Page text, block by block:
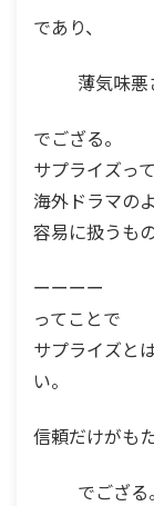
であり、
薄気味悪
でござる。
サプライズっ
海外ドラマの
容易に扱うも
ーーーー
ってことで
サプライズと
い。
信頼だけがも
でござる。